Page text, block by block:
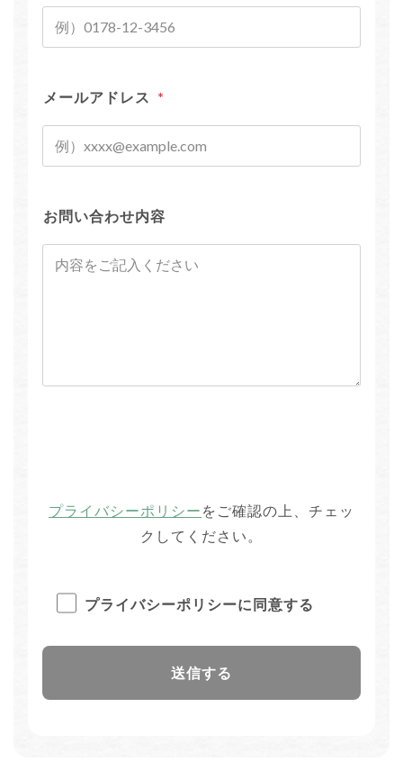
メールアドレス *
お問い合わせ内容
プライバシーポリシー をご確認の上、チェッ
クしてください。
プライバシーポリシーに同意する